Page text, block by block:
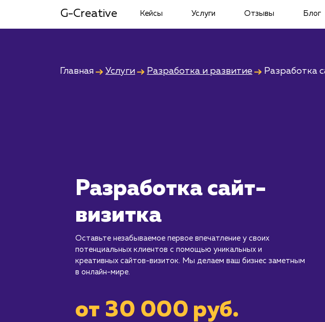
G-Creative Кейсы Услуги Отзывы Блог
Главная Услуги Разработка и развитие Разработка
Разработка сайт-
визитка
Оставьте незабываемое первое впечатление у своих
потенциальных клиентов с помощью уникальных и
креативных сайтов-визиток. Мы делаем ваш бизнес заметным
в онлайн-мире.
от 30 000 руб.